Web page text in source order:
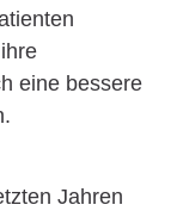
eine bessere
Jahren